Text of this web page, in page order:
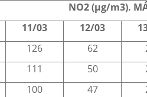
NO2 (µg/m3).
11/03 12/03
126 62
111 50
100 47